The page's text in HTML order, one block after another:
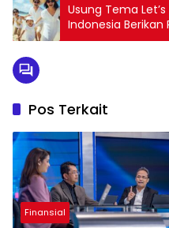
Usung Tema
Indonesia Berikan
Hemat
Pos Terkait
Finansial